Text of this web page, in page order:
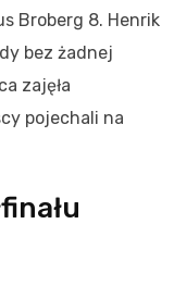
Broberg 8. Henrik
bez żadnej
zajęła
pojechali na